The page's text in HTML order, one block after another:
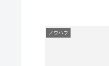
ノウハウ